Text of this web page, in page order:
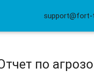
support@fort-
по